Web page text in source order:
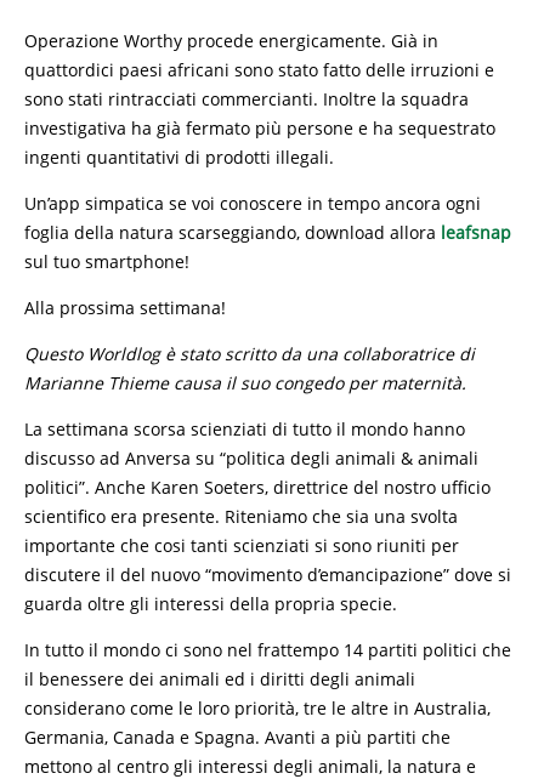
Operazione Worthy procede energicamente. Già in
quattordici paesi africani sono stato fatto delle irruzioni e
sono stati rintracciati commercianti. Inoltre la squadra
investigativa ha già fermato più persone e ha sequestrato
ingenti quantitativi di prodotti illegali.
Un’app simpatica se voi conoscere in tempo ancora ogni
foglia della natura scarseggiando, download allora leafsnap
sul tuo smartphone!
Alla prossima settimana!
Questo Worldlog è stato scritto da una collaboratrice di
Marianne Thieme causa il suo congedo per maternità.
La settimana scorsa scienziati di tutto il mondo hanno
discusso ad Anversa su “politica degli animali & animali
politici”. Anche Karen Soeters, direttrice del nostro ufficio
scientifico era presente. Riteniamo che sia una svolta
importante che cosi tanti scienziati si sono riuniti per
discutere il del nuovo “movimento d’emancipazione” dove si
guarda oltre gli interessi della propria specie.
In tutto il mondo ci sono nel frattempo 14 partiti politici che
il benessere dei animali ed i diritti degli animali
considerano come le loro priorità, tre le altre in Australia,
Germania, Canada e Spagna. Avanti a più partiti che
mettono al centro gli interessi degli animali, la natura e